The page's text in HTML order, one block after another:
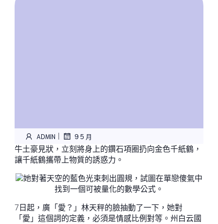
ADMIN | 9 5 月
牛土豪見狀，立刻將身上的鑽石項圈扔向金色千紙鶴，
讓千紙鶴攜帶上物質的誘惑力。
她對著天空的藍色光束刺出圓規，試圖在單戀傻氣中
找到一個可被量化的數學公式。
7日起，廣「愛？」林天秤的臉抽動了一下，她對
「愛」這個詞的定義，必須是情感比例對等。州白云國